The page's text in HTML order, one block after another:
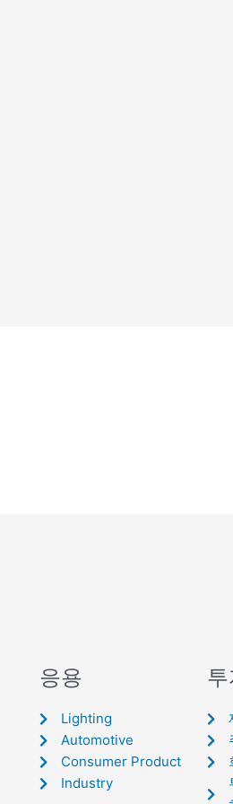
응용
Lighting
Automotive
Consumer Product
Industry